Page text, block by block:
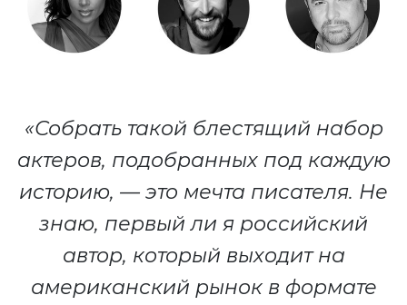
«Собрать такой блестящий набор
актеров, подобранных под каждую
историю, — это мечта писателя. Не
знаю, первый ли я российский
автор, который выходит на
американский рынок в формате